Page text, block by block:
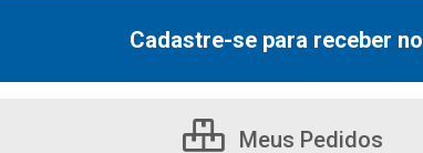
Cadastre-se para receber
Meus Pedidos